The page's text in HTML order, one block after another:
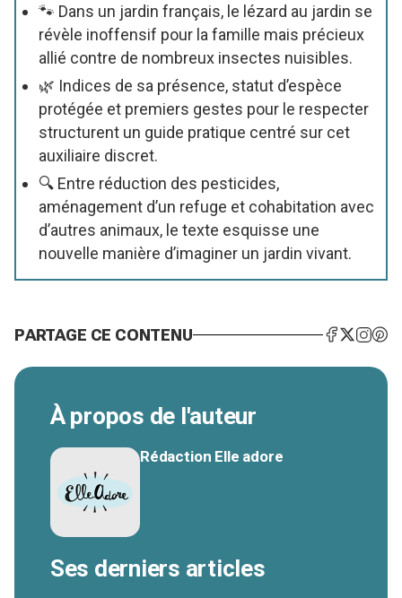
🐾 Dans un jardin français, le lézard au jardin se
révèle inoffensif pour la famille mais précieux
allié contre de nombreux insectes nuisibles.
🌿 Indices de sa présence, statut d’espèce
protégée et premiers gestes pour le respecter
structurent un guide pratique centré sur cet
auxiliaire discret.
🔍 Entre réduction des pesticides,
aménagement d’un refuge et cohabitation avec
d’autres animaux, le texte esquisse une
nouvelle manière d’imaginer un jardin vivant.
PARTAGE CE CONTENU
À propos de l'auteur
Rédaction Elle adore
Ses derniers articles